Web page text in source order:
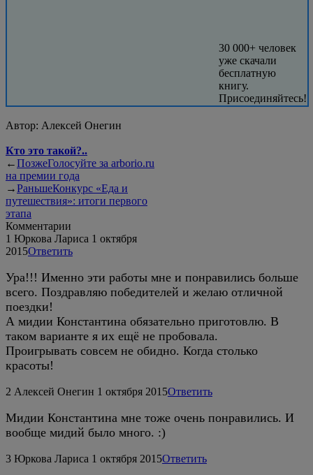
30 000+ человек
уже скачали
бесплатную
книгу.
Присоединяйтесь!
Автор: Алексей Онегин
Кто это такой?..
←ПозжеГолосуйте за arborio.ru
на премии года
→РаньшеКонкурс «Еда и
путешествия»: итоги первого
этапа
Комментарии
1 Юркова Лариса 1 октября
2015Ответить
Ура!!! Именно эти работы мне и понравились больше
всего. Поздравляю победителей и желаю отличной
поездки!
А мидии Константина обязательно приготовлю. В
таком варианте я их ещё не пробовала.
Проигрывать совсем не обидно. Когда столько
красоты!
2 Алексей Онегин 1 октября 2015Ответить
Мидии Константина мне тоже очень понравились. И
вообще мидий было много. :)
3 Юркова Лариса 1 октября 2015Ответить